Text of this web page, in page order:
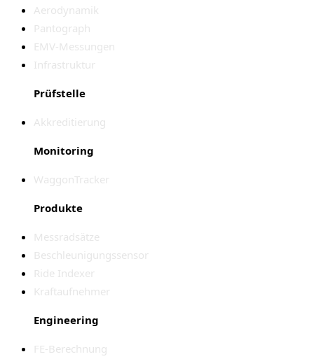
Aerodynamik
Pantograph
EMV-Messungen
Infrastruktur
Prüfstelle
Akkreditierung
Monitoring
WaggonTracker
Produkte
Messradsätze
Beschleunigungssensor
Ride Indexer
Kraftaufnehmer
Engineering
FE-Berechnung